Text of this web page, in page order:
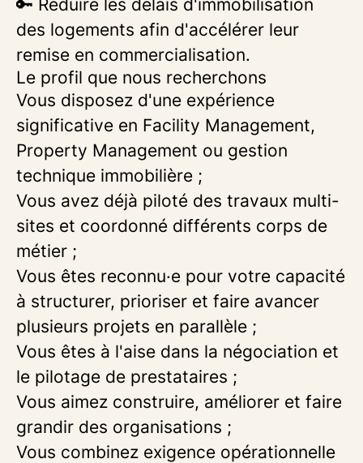
🔑 Réduire les délais d'immobilisation
des logements afin d'accélérer leur
remise en commercialisation.
Le profil que nous recherchons
Vous disposez d'une expérience
significative en Facility Management,
Property Management ou gestion
technique immobilière ;
Vous avez déjà piloté des travaux multi-
sites et coordonné différents corps de
métier ;
Vous êtes reconnu·e pour votre capacité
à structurer, prioriser et faire avancer
plusieurs projets en parallèle ;
Vous êtes à l'aise dans la négociation et
le pilotage de prestataires ;
Vous aimez construire, améliorer et faire
grandir des organisations ;
Vous combinez exigence opérationnelle